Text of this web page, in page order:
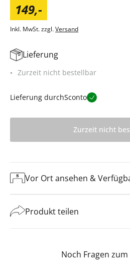
149,-
Inkl. MwSt. zzgl.Versand
Lieferung
Zurzeit nicht bestellbar
Lieferung durchSconto
Zurzeit nicht
Vor Ort ansehen &
Produkt teilen
Noch Fragen